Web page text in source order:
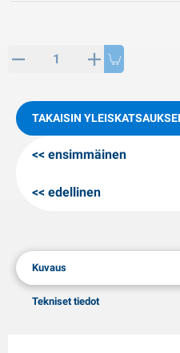
KO artikkeleita
TAKAISIN
ensimmäinen
edellinen
Kuvaus
Tekniset tiedot